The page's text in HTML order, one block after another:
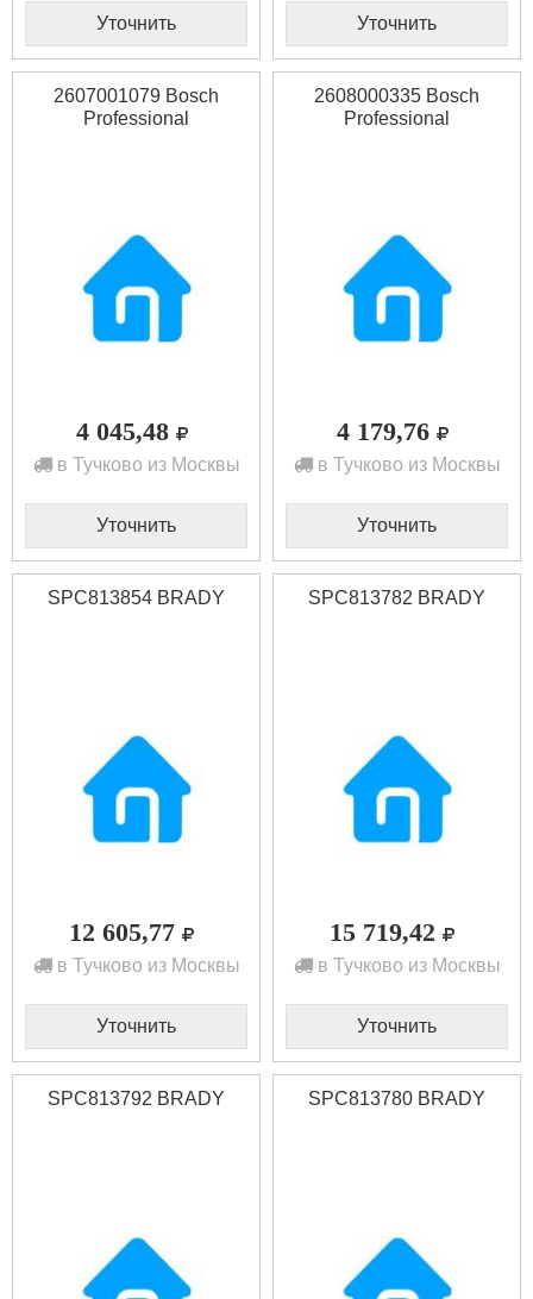
Уточнить Уточнить
2607001079 Bosch
Professional
4 045,48
в Тучково из Москвы
Уточнить
2608000335 Bosch
Professional
4 179,76
в Тучково из Москвы
Уточнить
SPC813854 BRADY
12 605,77
в Тучково из Москвы
Уточнить
SPC813782 BRADY
15 719,42
в Тучково из Москвы
Уточнить
SPC813792 BRADY SPC813780 BRADY